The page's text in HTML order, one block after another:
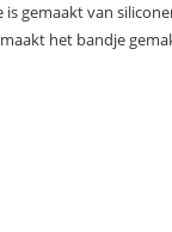
gemaakt van
het bandje